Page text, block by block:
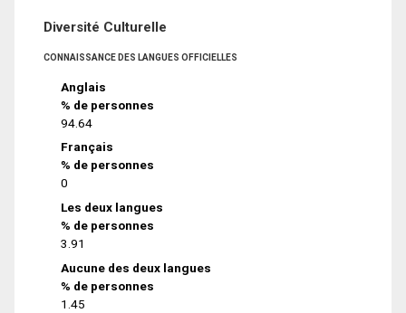
Diversité Culturelle
CONNAISSANCE DES LANGUES OFFICIELLES
Anglais
% de personnes
94.64
Français
% de personnes
0
Les deux langues
% de personnes
3.91
Aucune des deux langues
% de personnes
1.45